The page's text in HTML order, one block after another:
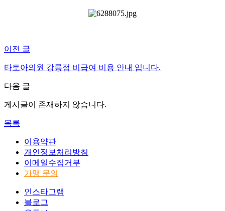
이전 글
타토아의원 강릉점 비급여 비용 안내 입니다.
다음 글
게시글이 존재하지 않습니다.
목록
이용약관
개인정보처리방침
이메일수집거부
가맹 문의
인스타그램
블로그